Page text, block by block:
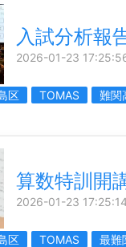
入試分析報
2026-01-23
区 TOMAS
難関
算数特訓開
2026-01-23 17:25:14
区 TOMAS
最難